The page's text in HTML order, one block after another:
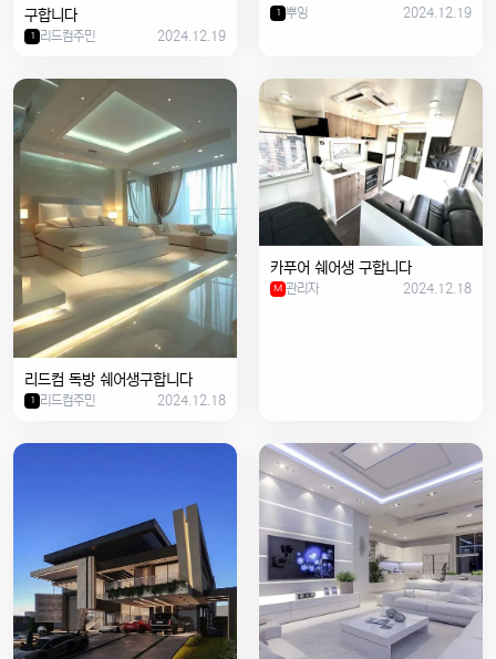
구합니다
1 리드컴주민 2024.12.19
1 뿌잉 2024.12.19
리드컴 독방 쉐어생구합니다
1 리드컴주민 2024.12.18
카푸어 쉐어생 구합니다
M 관리자 2024.12.18